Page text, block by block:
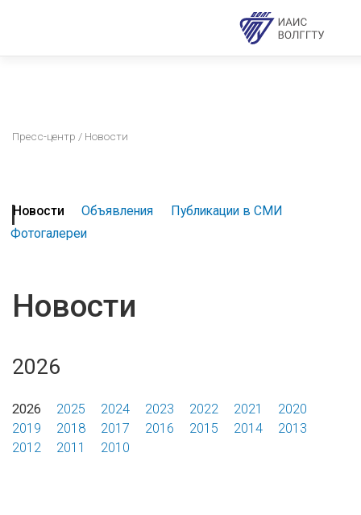
Пресс-центр / Новости
Новости Объявления
Публикации в СМИ
Фотогалереи
Новости
2026
2026 2025 2024 2023 2022 2021
2020
2019
2018 2017 2016 2015 2014
2013
2012
2011 2010